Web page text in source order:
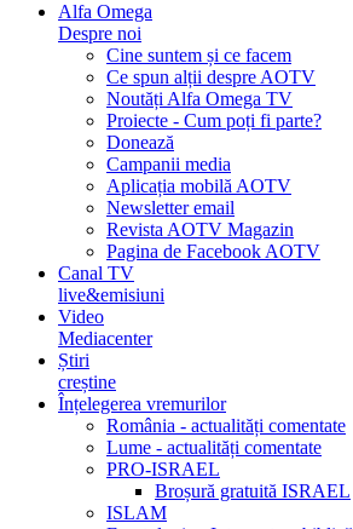
Alfa Omega
Despre noi
Cine suntem și ce facem
Ce spun alții despre AOTV
Noutăți Alfa Omega TV
Proiecte - Cum poți fi parte?
Donează
Campanii media
Aplicația mobilă AOTV
Newsletter email
Revista AOTV Magazin
Pagina de Facebook AOTV
Canal TV
live&emisiuni
Video
Mediacenter
Știri
creștine
Înțelegerea vremurilor
România - actualități comentate
Lume - actualități comentate
PRO-ISRAEL
Broșură gratuită ISRAEL
ISLAM